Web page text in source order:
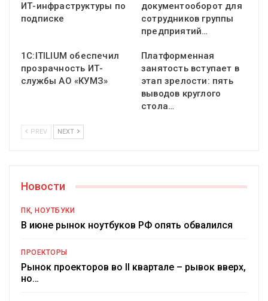
ИТ-инфраструктуры по
подписке
документооборот для
сотрудников группы
предприятий…
1С:ITILIUM обеспечил
прозрачность ИТ-
службы АО «КУМЗ»
Платформенная
занятость вступает в
этап зрелости: пять
выводов круглого
стола…
PREV NEXT
Новости
ПК, НОУТБУКИ
В июне рынок ноутбуков РФ опять обвалился
ПРОЕКТОРЫ
Рынок проекторов во II квартале – рывок вверх,
но…